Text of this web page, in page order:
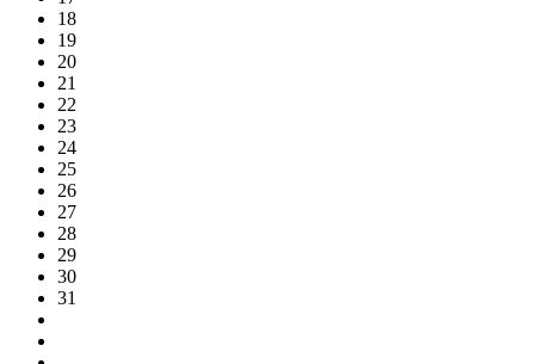
18
19
20
21
22
23
24
25
26
27
28
29
30
31